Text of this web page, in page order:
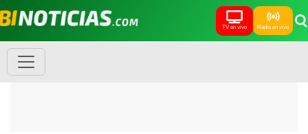
TV en vivo Radio en vivo